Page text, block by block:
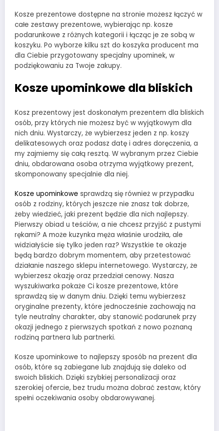
Kosze prezentowe dostępne na stronie możesz łączyć w
całe zestawy prezentowe, wybierając np. kosze
podarunkowe z różnych kategorii i łącząc je ze sobą w
koszyku. Po wyborze kilku szt do koszyka producent ma
dla Ciebie przygotowany specjalny upominek, w
podziękowaniu za Twoje zakupy.
Kosze upominkowe dla bliskich
Kosz prezentowy jest doskonałym prezentem dla bliskich
osób, przy których nie możesz być w wyjątkowym dla
nich dniu. Wystarczy, że wybierzesz jeden z np. koszy
delikatesowych oraz podasz datę i adres doręczenia, a
my zajmiemy się całą resztą. W wybranym przez Ciebie
dniu, obdarowana osoba otrzyma wyjątkowy prezent,
skomponowany specjalnie dla niej.
Kosze upominkowe sprawdzą się również w przypadku
osób z rodziny, których jeszcze nie znasz tak dobrze,
żeby wiedzieć, jaki prezent będzie dla nich najlepszy.
Pierwszy obiad u teściów, a nie chcesz przyjść z pustymi
rękami? A może kuzynka męża właśnie urodziła, ale
widziałyście się tylko jeden raz? Wszystkie te okazje
będą bardzo dobrym momentem, aby przetestować
działanie naszego sklepu internetowego. Wystarczy, że
wybierzesz okazję oraz przedział cenowy. Nasza
wyszukiwarka pokaże Ci kosze prezentowe, które
sprawdzą się w danym dniu. Dzięki temu wybierzesz
oryginalne prezenty, które jednocześnie zachowają na
tyle neutralny charakter, aby stanowić podarunek przy
okazji jednego z pierwszych spotkań z nowo poznaną
rodziną partnera lub partnerki.
Kosze upominkowe to najlepszy sposób na prezent dla
osób, które są zabiegane lub znajdują się daleko od
swoich bliskich. Dzięki szybkiej personalizacji oraz
szerokiej ofercie, bez trudu można dobrać zestaw, który
spełni oczekiwania osoby obdarowywanej.